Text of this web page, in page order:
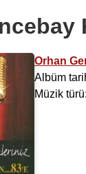
Orhan
Albüm
Müzik